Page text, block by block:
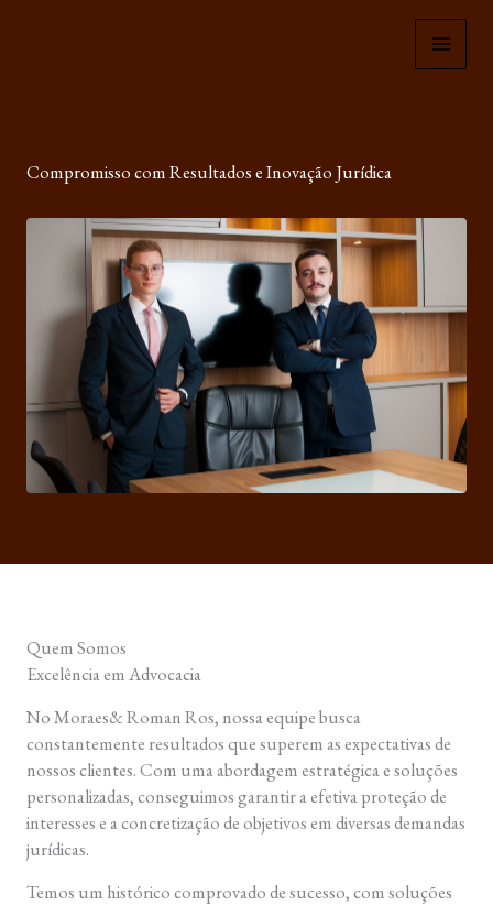
Compromisso com Resultados e Inovação Jurídica
Quem Somos
Excelência em Advocacia
No Moraes& Roman Ros, nossa equipe busca
constantemente resultados que superem as expectativas de
nossos clientes. Com uma abordagem estratégica e soluções
personalizadas, conseguimos garantir a efetiva proteção de
interesses e a concretização de objetivos em diversas demandas
jurídicas.
Temos um histórico comprovado de sucesso, com soluções